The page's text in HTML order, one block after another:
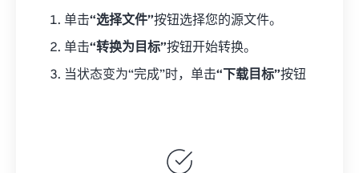
单击“选择文件”按钮选择您的源文件。
单击“转换为目标”按钮开始转换。
当状态变为“完成”时，单击“下载目标”按钮